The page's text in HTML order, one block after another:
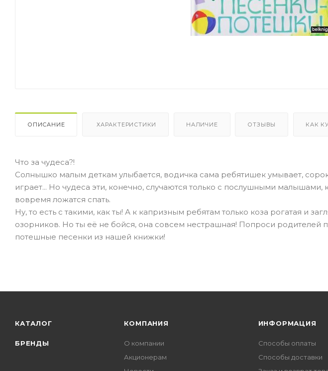
ОПИСАНИЕ ХАРАКТЕРИСТИКИ НАЛИЧИЕ ОТЗЫВЫ КАК
Что за чудеса?!
Солнышко малым деткам улыбается, водичка сама ребятишек умывает,
играет... Но чудеса эти, конечно, случаются только с послушными
вовремя ложатся спать.
Ну, то есть с такими, как ты! А к капризным ребятам только коза рогатая и
озорников. Но ты её не бойся, она совсем нестрашная! Попроси родителей
потешные песенки из нашей книжки!
КАТАЛОГ
БРЕНДЫ
КОМПАНИЯ
О компании
Акционерам
ИНФОРМАЦИЯ
Способы оплаты
Способы доставки